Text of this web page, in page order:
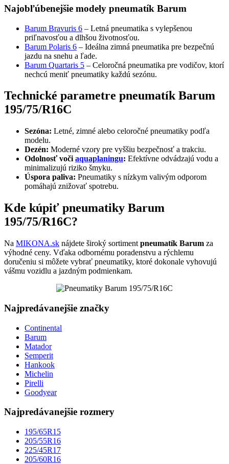
Najobľúbenejšie modely pneumatík Barum
Barum Bravuris 6 – Letná pneumatika s vylepšenou
priľnavosťou a dlhšou životnosťou.
Barum Polaris 6 – Ideálna zimná pneumatika pre bezpečnú
jazdu na snehu a ľade.
Barum Quartaris 5 – Celoročná pneumatika pre vodičov, ktorí
nechcú meniť pneumatiky každú sezónu.
Technické parametre pneumatík Barum
195/75/R16C
Sezóna: Letné, zimné alebo celoročné pneumatiky podľa
modelu.
Dezén: Moderné vzory pre vyššiu bezpečnosť a trakciu.
Odolnosť voči aquaplaningu: Efektívne odvádzajú vodu a
minimalizujú riziko šmyku.
Úspora paliva: Pneumatiky s nízkym valivým odporom
pomáhajú znižovať spotrebu.
Kde kúpiť pneumatiky Barum
195/75/R16C?
Na MIKONA.sk nájdete široký sortiment pneumatík Barum za
výhodné ceny. Vďaka odbornému poradenstvu a rýchlemu
doručeniu si môžete vybrať pneumatiky, ktoré dokonale vyhovujú
vášmu vozidlu a jazdným podmienkam.
Najpredávanejšie značky
Continental
Barum
Matador
Semperit
Hankook
Michelin
Pirelli
Goodyear
Najpredávanejšie rozmery
195/65R15
205/55R16
225/45R17
205/60R16